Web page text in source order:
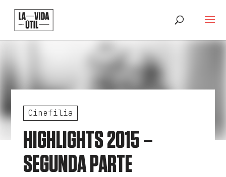
Cinefilia
HIGHLIGHTS 2015 –
SEGUNDA PARTE